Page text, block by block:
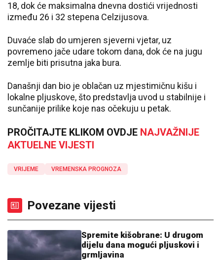
18, dok će maksimalna dnevna dostići vrijednosti
između 26 i 32 stepena Celzijusova.
Duvaće slab do umjeren sjeverni vjetar, uz
povremeno jače udare tokom dana, dok će na jugu
zemlje biti prisutna jaka bura.
Današnji dan bio je oblačan uz mjestimičnu kišu i
lokalne pljuskove, što predstavlja uvod u stabilnije i
sunčanije prilike koje nas očekuju u petak.
PROČITAJTE KLIKOM OVDJE NAJVAŽNIJE
AKTUELNE VIJESTI
VRIJEME VREMENSKA PROGNOZA
Povezane vijesti
Spremite kišobrane: U drugom
dijelu dana mogući pljuskovi i
grmljavina